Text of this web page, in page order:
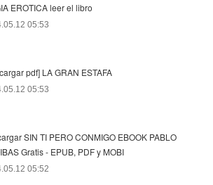
EROTICA leer el libro
05:53
pdf] LA GRAN ESTAFA
05:53
SIN TI PERO CONMIGO EBOOK PABLO
Gratis - EPUB, PDF y MOBI
05:52